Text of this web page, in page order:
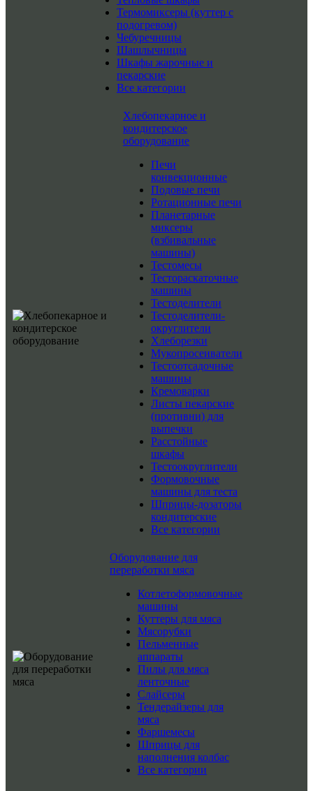
Термомиксеры (куттер с
подогревом)
Чебуречницы
Шашлычницы
Шкафы жарочные и
пекарские
Все категории
Хлебопекарное и
кондитерское
оборудование
Печи
конвекционные
Подовые печи
Ротационные печи
Планетарные
миксеры
(взбивальные
машины)
Тестомесы
Тестораскаточные
машины
Тестоделители
Тестоделители-
округлители
Хлеборезки
Мукопросеиватели
Тестоотсадочные
машины
Кремоварки
Листы пекарские
(противни) для
выпечки
Расстойные
шкафы
Тестоокруглители
Формовочные
машины для теста
Шприцы-дозаторы
кондитерские
Все категории
Оборудование для
переработки мяса
Котлетоформовочные
машины
Куттеры для мяса
Мясорубки
Пельменные
аппараты
Пилы для мяса
ленточные
Слайсеры
Тендерайзеры для
мяса
Фаршемесы
Шприцы для
наполнения колбас
Все категории